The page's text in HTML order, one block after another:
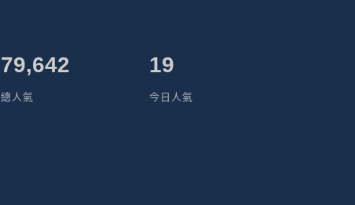
79,642
總人氣
19
今日人氣